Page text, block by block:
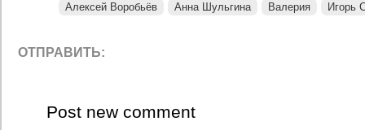
Алексей Воробьёв Анна Шульгина Валерия Игорь
ОТПРАВИТЬ:
Post new comment